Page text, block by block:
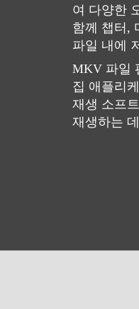
여 다양한
함께 챕터,
파일 내에
MKV 파일
집 애플리
재생 소프
재생하는